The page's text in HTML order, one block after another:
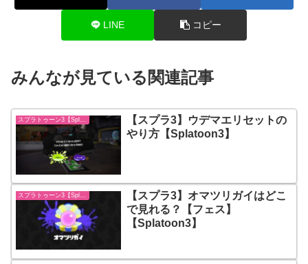
LINE コピー
みんなが見ている関連記事
【スプラ3】ウデマエリセットの
やり方【Splatoon3】
【スプラ3】オマツリガイはどこ
で見れる？【フェス】
【Splatoon3】